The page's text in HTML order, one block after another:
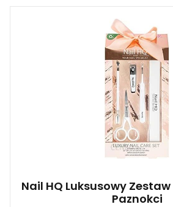
Nail HQ Luksusowy
Paznokci